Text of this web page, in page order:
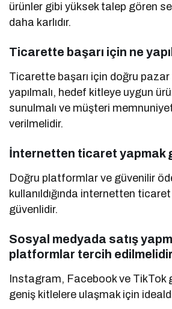
ürünler gibi yüksek talep gören
daha karlıdır.
Ticarette başarı için ne
Ticarette başarı için doğru pazar
yapılmalı, hedef kitleye uygun
sunulmalı ve müşteri
verilmelidir.
İnternetten ticaret yapmak
Doğru platformlar ve güvenilir
kullanıldığında internetten
güvenlidir.
Sosyal medyada satış
platformlar tercih
Instagram, Facebook ve TikTok
geniş kitlelere ulaşmak için